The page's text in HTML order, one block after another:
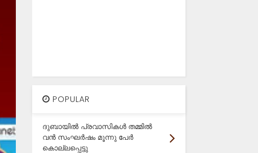
POPULAR
ദുബായിൽ പ്രവാസികൾ തമ്മിൽ
വൻ സംഘർഷം മൂന്നു പേർ
കൊല്ലപ്പെട്ടു